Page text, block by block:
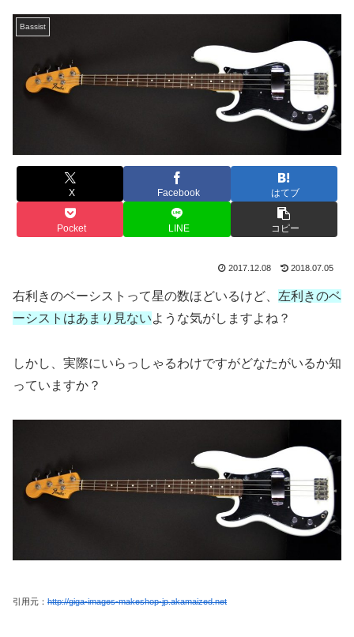
Bassist
X Facebook はてブ
Pocket LINE コピー
2017.12.08 2018.07.05
右利きのベーシストって星の数ほどいるけど、 左利きのベ
ーシストはあまり見ないような気がしますよね？
しかし、実際にいらっしゃるわけですがどなたがいるか知
っていますか？
引用元： http://giga-images-makeshop-jp.akamaized.net